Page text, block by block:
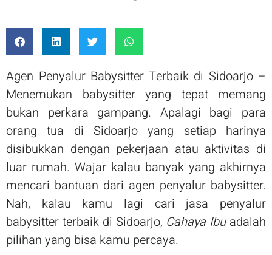
Agen Penyalur Babysitter Terbaik di Sidoarjo –
Menemukan babysitter yang tepat memang
bukan perkara gampang. Apalagi bagi para
orang tua di Sidoarjo yang setiap harinya
disibukkan dengan pekerjaan atau aktivitas di
luar rumah. Wajar kalau banyak yang akhirnya
mencari bantuan dari agen penyalur babysitter.
Nah, kalau kamu lagi cari jasa penyalur
babysitter terbaik di Sidoarjo, Cahaya Ibuadalah
pilihan yang bisa kamu percaya.